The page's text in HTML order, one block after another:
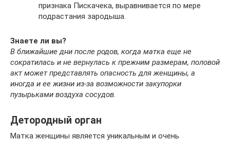
признака Пискачека, выравнивается по мере
подрастания зародыша.
Знаете ли вы?
В ближайшие дни после родов, когда матка еще не
сократилась и не вернулась к прежним размерам, половой
акт может представлять опасность для женщины, а
иногда и ее жизни из-за возможности закупорки
пузырьками воздуха сосудов.
Детородный орган
Матка женщины является уникальным и очень